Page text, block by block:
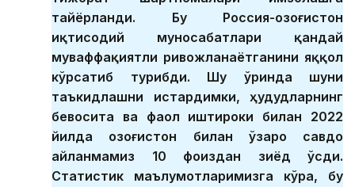
тайёрланди. Бу Россия-Қозоғистон
иқтисодий муносабатлари қандай
муваффақиятли ривожланаётганини яққол
кўрсатиб турибди. Шу ўринда шуни
таъкидлашни истардимки, ҳудудларнинг
бевосита ва фаол иштироки билан 2022
йилда Қозоғистон билан ўзаро савдо
айланмамиз 10 фоиздан зиёд ўсди.
Статистик маълумотларимизга кўра, бу